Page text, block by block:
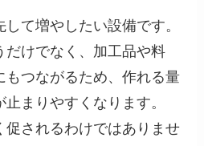
て増やしたい設備です。
だけでなく、加工品や料
もつながるため、作れる量
まりやすくなります。
促されるわけではありませ